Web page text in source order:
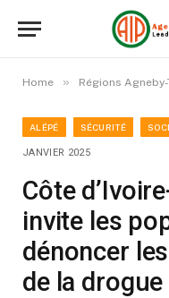
Home » Régions Agneby-
ALÉPÉ SÉCURITÉ
JANVIER 2025
Côte
invite les
dénoncer
de la drogue